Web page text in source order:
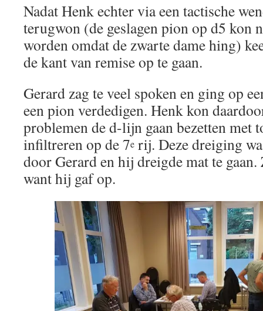
Nadat Henk echter via een tactische
terugwon (de geslagen pion op d5 kon
worden omdat de zwarte dame hing)
de kant van remise op te gaan.
Gerard zag te veel spoken en ging op
een pion verdedigen. Henk kon
problemen de d-lijn gaan bezetten met
infiltreren op de 7e rij. Deze dreiging
door Gerard en hij dreigde mat te
want hij gaf op.